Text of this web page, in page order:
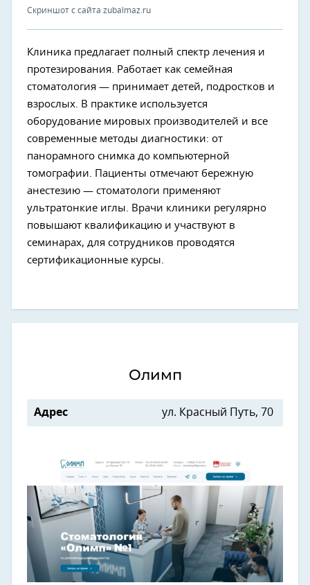
Скриншот с сайта zubalmaz.ru
Клиника предлагает полный спектр лечения и
протезирования. Работает как семейная
стоматология — принимает детей, подростков и
взрослых. В практике используется
оборудование мировых производителей и все
современные методы диагностики: от
панорамного снимка до компьютерной
томографии. Пациенты отмечают бережную
анестезию — стоматологи применяют
ультратонкие иглы. Врачи клиники регулярно
повышают квалификацию и участвуют в
семинарах, для сотрудников проводятся
сертификационные курсы.
Олимп
Адрес ул. Красный Путь, 70